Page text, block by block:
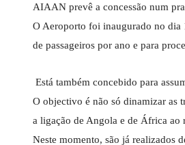
AIAAN prevê a concessão num
O Aeroporto foi inaugurado no dia
de passageiros por ano e para
Está também concebido para
O objectivo é não só dinamizar as
a ligação de Angola e de África ao
Neste momento, são já realizados